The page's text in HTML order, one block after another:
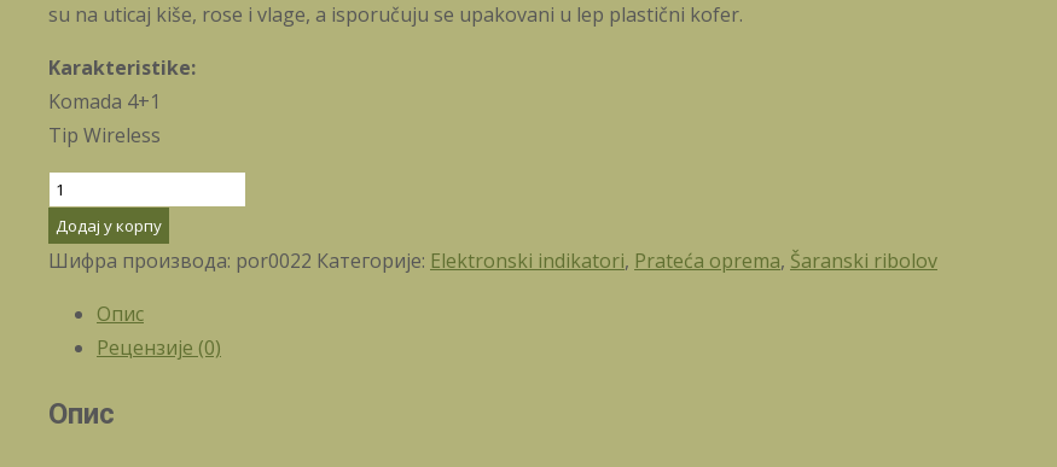
su na uticaj kiše, rose i vlage, a isporučuju se upakovani u lep plastični kofer.
Karakteristike:
Komada 4+1
Tip Wireless
Carp
Pro
Q5
Alarm
Set
количина
Додај у корпу
Шифра производа: por0022 Категорије: Elektronski indikatori, Prateća oprema, Šaranski ribolov
Опис
Рецензије (0)
Опис